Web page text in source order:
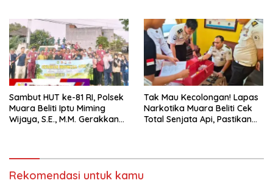
Sambut HUT ke-81 RI, Polsek
Muara Beliti Iptu Miming
Wijaya, S.E., M.M. Gerakkan
Tak Mau Kecolongan! Lapas
Narkotika Muara Beliti Cek
Total Senjata Api, Pastikan
Rekomendasi untuk kamu